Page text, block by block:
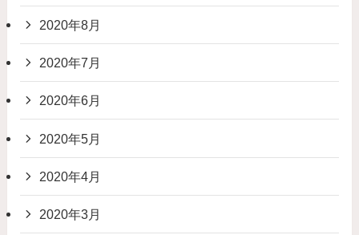
2020年8月
2020年7月
2020年6月
2020年5月
2020年4月
2020年3月